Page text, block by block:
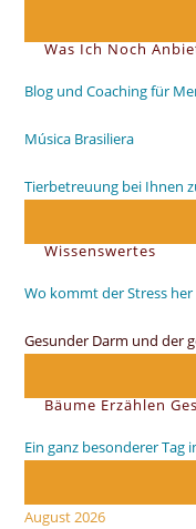
Was Ich Noch
Blog und Coaching für
Música Brasiliera
Tierbetreuung bei Ihnen
Wissenswertes
Wo kommt der Stress
Gesunder Darm und der
Bäume Erzählen
Ein ganz besonderer Tag
August 2026